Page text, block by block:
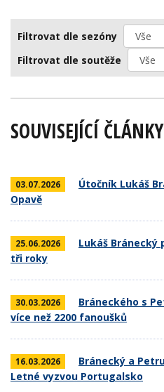
Filtrovat dle sezóny
Filtrovat dle soutěže
SOUVISEJÍCÍ ČLÁNKY
03.07.2026
Útočník Lukáš
Opavě
25.06.2026
Lukáš Bránecký
tři roky
30.03.2026
Bráneckého s
více než 2200 fanoušků
16.03.2026
Bránecký a
Letné vyzvou Portugalsko